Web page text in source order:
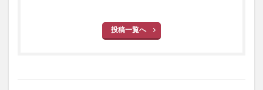
投稿一覧へ